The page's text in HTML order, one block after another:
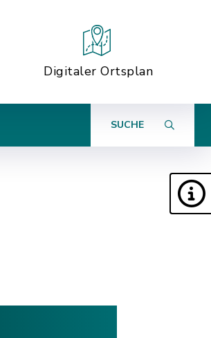
Digitaler Ortsplan
SUCHE